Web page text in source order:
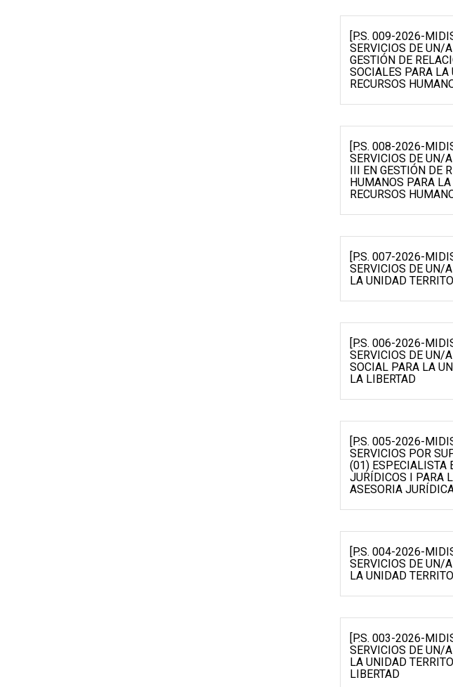
[P.S. 009-2026-
SERVICIOS DE UN/
GESTIÓN DE
SOCIALES PARA LA
RECURSOS
[P.S. 008-2026-
SERVICIOS DE UN/
III EN GESTIÓN DE
HUMANOS PARA
RECURSOS
[P.S. 007-2026-
SERVICIOS DE UN/
LA UNIDAD
[P.S. 006-2026-
SERVICIOS DE UN/
SOCIAL PARA LA
LA LIBERTAD
[P.S. 005-2026-
SERVICIOS POR
(01) ESPECIALISTA
JURÍDICOS I PARA
ASESORIA
[P.S. 004-2026-
SERVICIOS DE UN/
LA UNIDAD
[P.S. 003-2026-
SERVICIOS DE UN/
LA UNIDAD
LIBERTAD